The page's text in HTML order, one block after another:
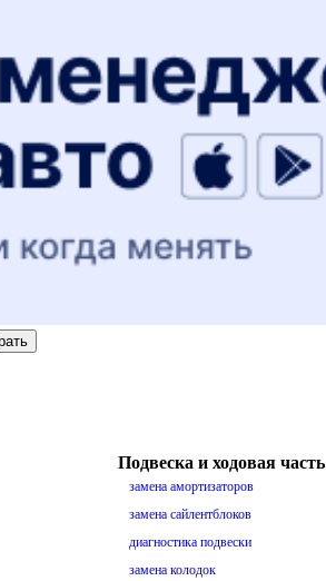
Подвеска и ходовая часть
замена амортизаторов
замена сайлентблоков
диагностика подвески
замена колодок